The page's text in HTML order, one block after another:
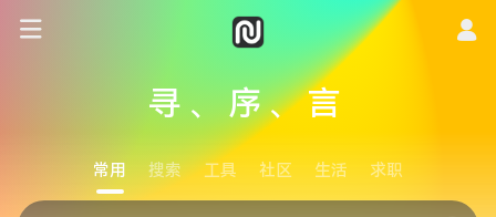
寻、序、言
常用 搜索 工具 社区 生活 求职